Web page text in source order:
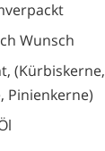
Wunsch
(Kürbiskerne,
Pinienkerne)